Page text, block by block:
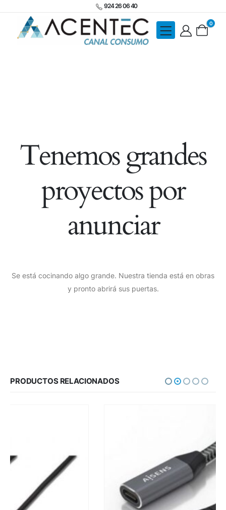
924 26 06 40
0
Tenemos grandes
proyectos por
anunciar
Se está cocinando algo grande. Nuestra tienda está en obras
y pronto abrirá sus puertas.
PRODUCTOS RELACIONADOS